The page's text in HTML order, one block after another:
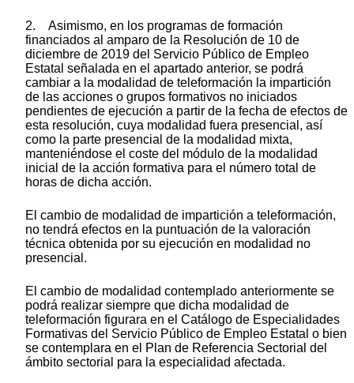
2. Asimismo, en los programas de formación
financiados al amparo de la Resolución de 10 de
diciembre de 2019 del Servicio Público de Empleo
Estatal señalada en el apartado anterior, se podrá
cambiar a la modalidad de teleformación la impartición
de las acciones o grupos formativos no iniciados
pendientes de ejecución a partir de la fecha de efectos de
esta resolución, cuya modalidad fuera presencial, así
como la parte presencial de la modalidad mixta,
manteniéndose el coste del módulo de la modalidad
inicial de la acción formativa para el número total de
horas de dicha acción.
El cambio de modalidad de impartición a teleformación,
no tendrá efectos en la puntuación de la valoración
técnica obtenida por su ejecución en modalidad no
presencial.
El cambio de modalidad contemplado anteriormente se
podrá realizar siempre que dicha modalidad de
teleformación figurara en el Catálogo de Especialidades
Formativas del Servicio Público de Empleo Estatal o bien
se contemplara en el Plan de Referencia Sectorial del
ámbito sectorial para la especialidad afectada.